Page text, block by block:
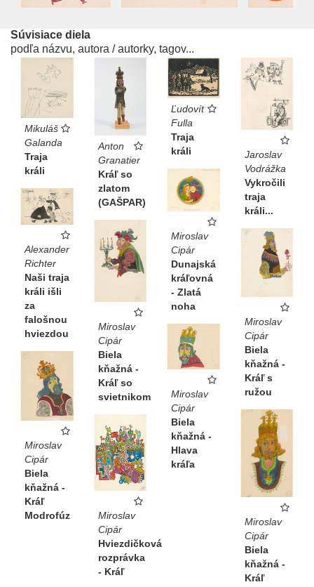
Súvisiace diela
podľa názvu, autora / autorky, tagov...
Mikuláš
Galanda
Traja
králi
Anton
Granatier
Kráľ so
zlatom
(GAŠPAR)
Ľudovít
Fulla
Traja
králi
Jaroslav
Vodrážka
Vykročili
traja
králi...
Miroslav
Cipár
Dunajská
kráľovná
- Zlatá
noha
Alexander
Richter
Naši traja
králi išli
za
falošnou
hviezdou
Miroslav
Cipár
Biela
kňažná -
Kráľ so
svietnikom
Miroslav
Cipár
Biela
kňažná -
Kráľ s
ružou
Miroslav
Cipár
Biela
kňažná -
Hlava
kráľa
Miroslav
Cipár
Biela
kňažná -
Kráľ
Modrofúz
Miroslav
Cipár
Biela
kňažná -
Kráľ
Miroslav
Cipár
Hviezdičková
rozprávka
- Kráľ